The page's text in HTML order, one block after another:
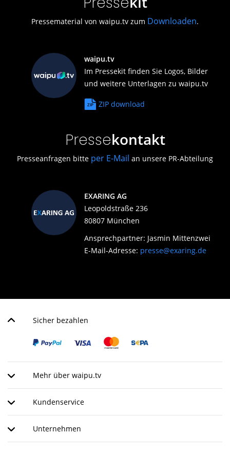
Pressematerial von waipu.tv zum Downloaden.
waipu.tv
Im Pressekit finden Sie Logos, Bilder
und weitere Unterlagen zu waipu.tv
ZIP download
Pressekontakt
Presseanfragen bitte per E-Mail an unsere PR-Abteilung
EXARING AG
Leopoldstraße 236
80807 München
Ansprechpartner: Jasmin Mittenzwei
E-Mail-Adresse: presse@exaring.de
Sicher bezahlen
Mehr über waipu.tv
Kundenservice
Unternehmen